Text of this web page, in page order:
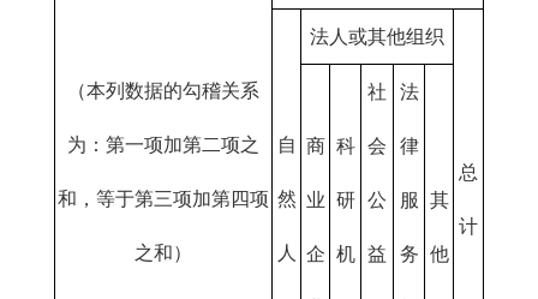
（本列数据的勾稽关系
为：第一项加第二项之
和，等于第三项加第四项
之和）
自
然
人
法人或其他组织
总
计
商
业
企
科
研
机
社
会
公
益
法
律
服
务
其
他